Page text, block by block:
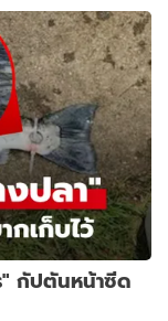
" กัปตันหน้าซีด